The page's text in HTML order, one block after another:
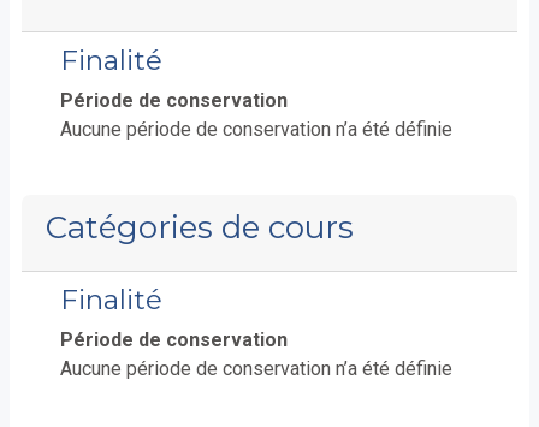
Finalité
Période de conservation
Aucune période de conservation n’a été définie
Catégories de cours
Finalité
Période de conservation
Aucune période de conservation n’a été définie